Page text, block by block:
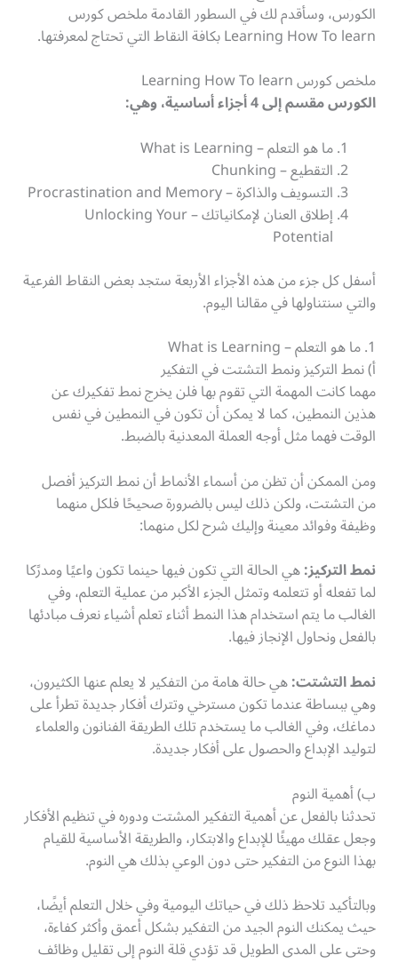
الكورس، وسأقدم لك في السطور القادمة ملخص كورس
Learning How To learn بكافة النقاط التي تحتاج لمعرفتها.
ملخص كورس Learning How To learn
الكورس مقسم إلى 4 أجزاء أساسية، وهي:
ما هو التعلم – What is Learning
التقطيع – Chunking
التسويف والذاكرة – Procrastination and Memory
إطلاق العنان لإمكانياتك – Unlocking Your
Potential
أسفل كل جزء من هذه الأجزاء الأربعة ستجد بعض النقاط الفرعية
والتي سنتناولها في مقالنا اليوم.
1. ما هو التعلم – What is Learning
أ) نمط التركيز ونمط التشتت في التفكير
مهما كانت المهمة التي تقوم بها فلن يخرج نمط تفكيرك عن
هذين النمطين، كما لا يمكن أن تكون في النمطين في نفس
الوقت فهما مثل أوجه العملة المعدنية بالضبط.
ومن الممكن أن تظن من أسماء الأنماط أن نمط التركيز أفصل
من التشتت، ولكن ذلك ليس بالضرورة صحيحًا فلكل منهما
وظيفة وفوائد معينة وإليك شرح لكل منهما:
نمط التركيز:هي الحالة التي تكون فيها حينما تكون واعيًا ومدرًكا
لما تفعله أو تتعلمه وتمثل الجزء الأكبر من عملية التعلم، وفي
الغالب ما يتم استخدام هذا النمط أثناء تعلم أشياء نعرف مبادئها
بالفعل ونحاول الإنجاز فيها.
نمط التشتت:هي حالة هامة من التفكير لا يعلم عنها الكثيرون،
وهي ببساطة عندما تكون مسترخي وتترك أفكار جديدة تطرأ على
دماغك، وفي الغالب ما يستخدم تلك الطريقة الفنانون والعلماء
لتوليد الإبداع والحصول على أفكار جديدة.
ب) أهمية النوم
تحدثنا بالفعل عن أهمية التفكير المشتت ودوره في تنظيم الأفكار
وجعل عقلك مهيئًا للإبداع والابتكار، والطريقة الأساسية للقيام
بهذا النوع من التفكير حتى دون الوعي بذلك هي النوم.
وبالتأكيد تلاحظ ذلك في حياتك اليومية وفي خلال التعلم أيضًا،
حيث يمكنك النوم الجيد من التفكير بشكل أعمق وأكثر كفاءة،
وحتى على المدى الطويل قد تؤدي قلة النوم إلى تقليل وظائف